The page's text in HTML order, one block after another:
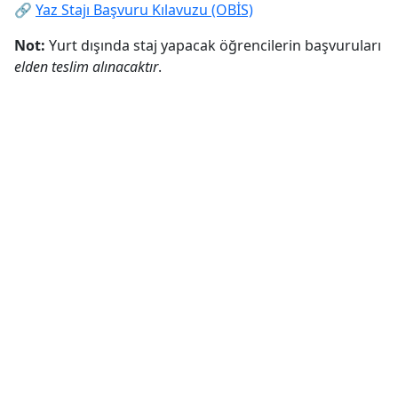
🔗 Yaz Stajı Başvuru Kılavuzu (OBİS)
Not: Yurt dışında staj yapacak öğrencilerin başvuruları
elden teslim alınacaktır.